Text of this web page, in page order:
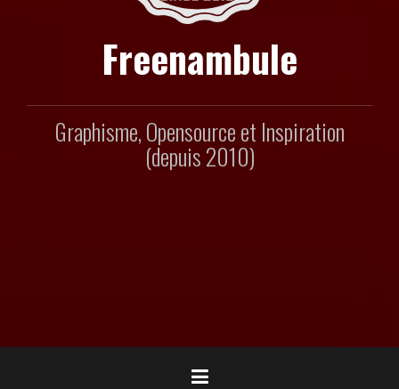
Freenambule
Graphisme, Opensource et Inspiration
(depuis 2010)